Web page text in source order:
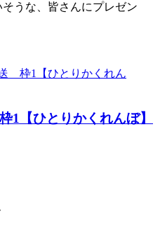
うな、皆さんにプレゼン
【ひとりかくれんぼ】